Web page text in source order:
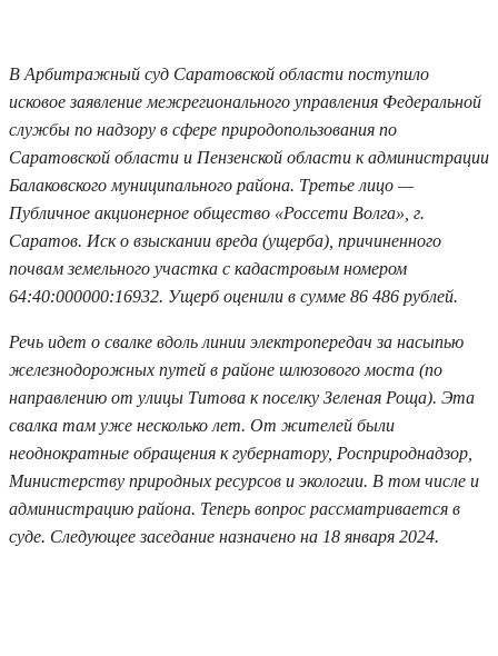
В Арбитражный суд Саратовской области поступило
исковое заявление межрегионального управления Федеральной
службы по надзору в сфере природопользования по
Саратовской области и Пензенской области к администрации
Балаковского муниципального района. Третье лицо —
Публичное акционерное общество «Россети Волга», г.
Саратов. Иск о взыскании вреда (ущерба), причиненного
почвам земельного участка с кадастровым номером
64:40:000000:16932. Ущерб оценили в сумме 86 486 рублей.
Речь идет о свалке вдоль линии электропередач за насыпью
железнодорожных путей в районе шлюзового моста (по
направлению от улицы Титова к поселку Зеленая Роща). Эта
свалка там уже несколько лет. От жителей были
неоднократные обращения к губернатору, Росприроднадзор,
Министерству природных ресурсов и экологии. В том числе и
администрацию района. Теперь вопрос рассматривается в
суде. Следующее заседание назначено на 18 января 2024.